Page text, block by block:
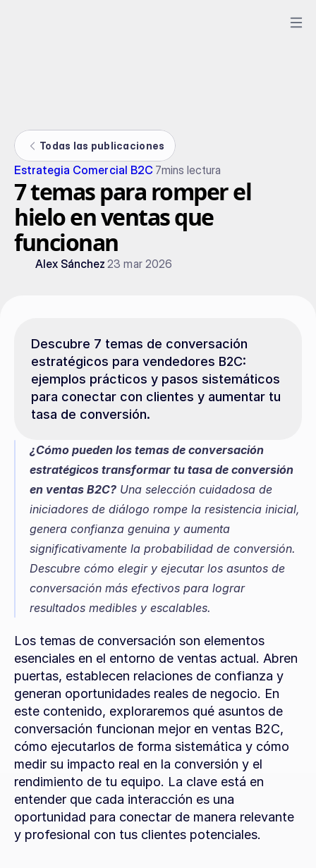
Todas las publicaciones
Estrategia Comercial B2C 7mins lectura
7 temas para romper el
hielo en ventas que
funcionan
Alex Sánchez 23 mar 2026
Descubre 7 temas de conversación
estratégicos para vendedores B2C:
ejemplos prácticos y pasos sistemáticos
para conectar con clientes y aumentar tu
tasa de conversión.
¿Cómo pueden los temas de conversación
estratégicos transformar tu tasa de conversión
en ventas B2C? Una selección cuidadosa de
iniciadores de diálogo rompe la resistencia inicial,
genera confianza genuina y aumenta
significativamente la probabilidad de conversión.
Descubre cómo elegir y ejecutar los asuntos de
conversación más efectivos para lograr
resultados medibles y escalables.
Los temas de conversación son elementos
esenciales en el entorno de ventas actual. Abren
puertas, establecen relaciones de confianza y
generan oportunidades reales de negocio. En
este contenido, exploraremos qué asuntos de
conversación funcionan mejor en ventas B2C,
cómo ejecutarlos de forma sistemática y cómo
medir su impacto real en la conversión y el
rendimiento de tu equipo. La clave está en
entender que cada interacción es una
oportunidad para conectar de manera relevante
y profesional con tus clientes potenciales.